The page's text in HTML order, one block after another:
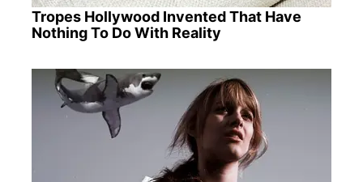
Tropes Hollywood Invented That Have
Nothing To Do With Reality